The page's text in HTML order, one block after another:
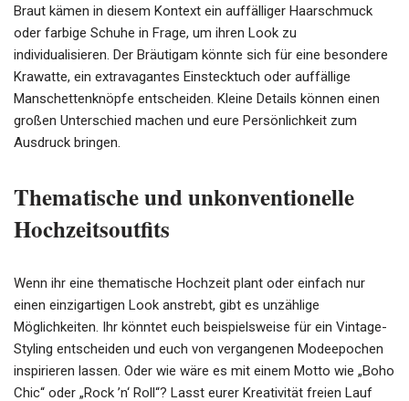
Braut kämen in diesem Kontext ein auffälliger Haarschmuck
oder farbige Schuhe in Frage, um ihren Look zu
individualisieren. Der Bräutigam könnte sich für eine besondere
Krawatte, ein extravagantes Einstecktuch oder auffällige
Manschettenknöpfe entscheiden. Kleine Details können einen
großen Unterschied machen und eure Persönlichkeit zum
Ausdruck bringen.
Thematische und unkonventionelle
Hochzeitsoutfits
Wenn ihr eine thematische Hochzeit plant oder einfach nur
einen einzigartigen Look anstrebt, gibt es unzählige
Möglichkeiten. Ihr könntet euch beispielsweise für ein Vintage-
Styling entscheiden und euch von vergangenen Modeepochen
inspirieren lassen. Oder wie wäre es mit einem Motto wie „Boho
Chic“ oder „Rock ’n‘ Roll“? Lasst eurer Kreativität freien Lauf